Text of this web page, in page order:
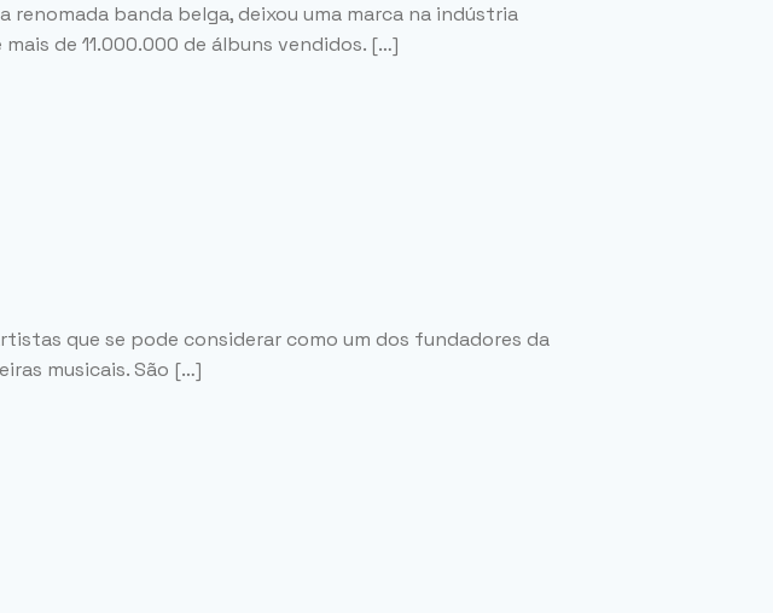
banda belga, deixou uma marca na indústria
de 11.000.000 de álbuns vendidos. […]
que se pode considerar como um dos fundadores da
musicais. São […]